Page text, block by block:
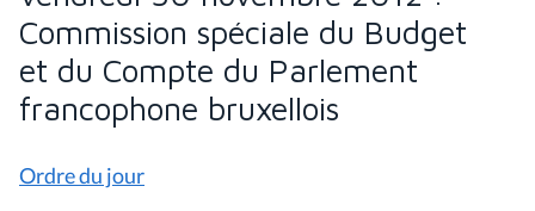
Commission spéciale du Budget
et du Compte du Parlement
francophone bruxellois
Ordre du jour